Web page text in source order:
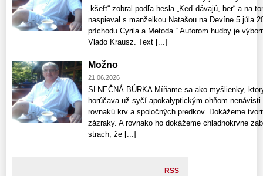
„kšeft“ zobral podľa hesla „Keď dávajú, ber“ a na
naspieval s manželkou Natašou na Devíne 5.júla
príchodu Cyrila a Metoda.“ Autorom hudby je
Vlado Krausz. Text [...]
Možno
21.06.2026
SLNEČNÁ BÚRKA Míňame sa ako myšlienky,
horúčava už syčí apokalyptickým ohňom
rovnakú krv a spoločných predkov. Dokážeme
zázraky. A rovnako ho dokážeme chladnokrvne
strach, že [...]
RSS